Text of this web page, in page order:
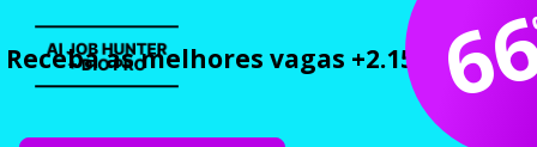
Receba as melhores vagas +2.150 cursos